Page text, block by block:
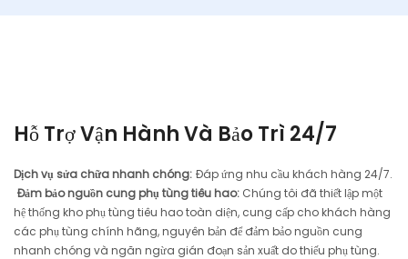
Hỗ Trợ Vận Hành Và Bảo Trì 24/7
Dịch vụ sửa chữa nhanh chóng: Đáp ứng nhu cầu khách hàng 24/7.
Đảm bảo nguồn cung phụ tùng tiêu hao: Chúng tôi đã thiết lập một
hệ thống kho phụ tùng tiêu hao toàn diện, cung cấp cho khách hàng
các phụ tùng chính hãng, nguyên bản để đảm bảo nguồn cung
nhanh chóng và ngăn ngừa gián đoạn sản xuất do thiếu phụ tùng.